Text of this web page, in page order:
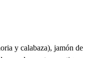
y calabaza), jamón de